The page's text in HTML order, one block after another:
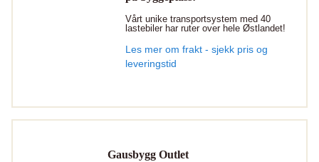
Vårt unike transportsystem med 40
lastebiler har ruter over hele Østlandet!
Les mer om frakt - sjekk pris og
leveringstid
Gausbygg Outlet